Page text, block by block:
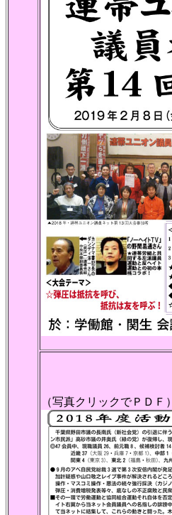
（写真クリックでＰＤＦ）